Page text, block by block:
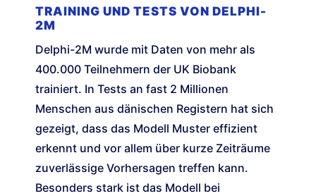
TRAINING UND TESTS VON DELPHI-
2M
Delphi-2M wurde mit Daten von mehr als
400.000 Teilnehmern der UK Biobank
trainiert. In Tests an fast 2 Millionen
Menschen aus dänischen Registern hat sich
gezeigt, dass das Modell Muster effizient
erkennt und vor allem über kurze Zeiträume
zuverlässige Vorhersagen treffen kann.
Besonders stark ist das Modell bei